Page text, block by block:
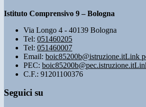
Istituto Comprensivo 9 – Bologna
Via Longo 4 - 40139 Bologna
Tel: 051460205
Tel: 051460007
Email: boic85200b@istruzione.itLink
PEC: boic85200b@pec.istruzione.it
C.F.: 91201100376
Seguici su